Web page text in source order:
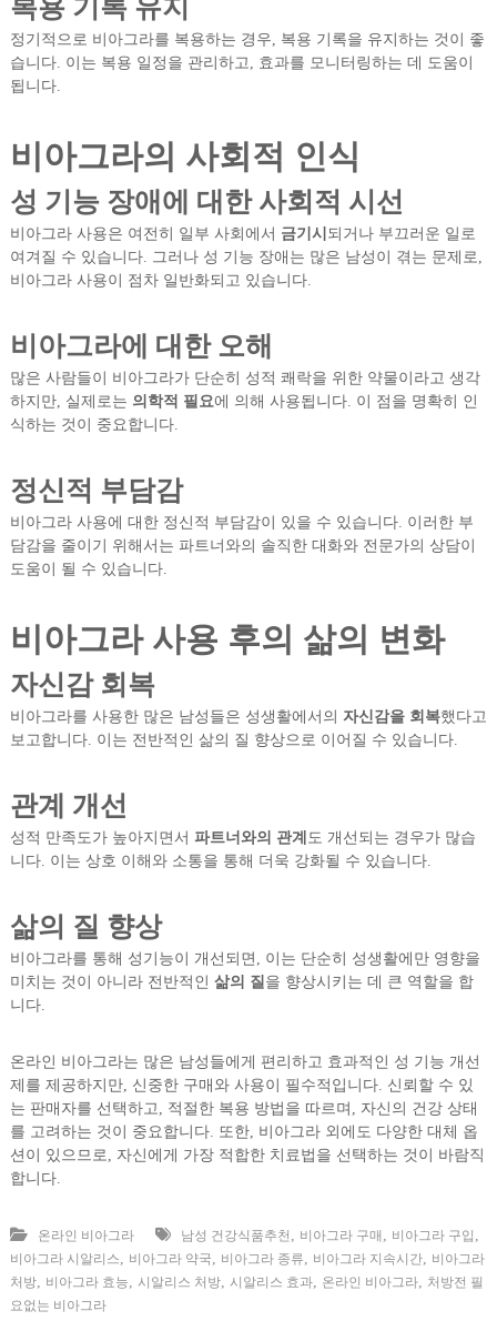
복용 기록 유지
정기적으로 비아그라를 복용하는 경우, 복용 기록을 유지하는 것이 좋
습니다. 이는 복용 일정을 관리하고, 효과를 모니터링하는 데 도움이
됩니다.
비아그라의 사회적 인식
성 기능 장애에 대한 사회적 시선
비아그라 사용은 여전히 일부 사회에서 금기시 되거나 부끄러운 일로
여겨질 수 있습니다. 그러나 성 기능 장애는 많은 남성이 겪는 문제로,
비아그라 사용이 점차 일반화되고 있습니다.
비아그라에 대한 오해
많은 사람들이 비아그라가 단순히 성적 쾌락을 위한 약물이라고 생각
하지만, 실제로는 의학적 필요에 의해 사용됩니다. 이 점을 명확히 인
식하는 것이 중요합니다.
정신적 부담감
비아그라 사용에 대한 정신적 부담감이 있을 수 있습니다. 이러한 부
담감을 줄이기 위해서는 파트너와의 솔직한 대화와 전문가의 상담이
도움이 될 수 있습니다.
비아그라 사용 후의 삶의 변화
자신감 회복
비아그라를 사용한 많은 남성들은 성생활에서의 자신감을 회복했다고
보고합니다. 이는 전반적인 삶의 질 향상으로 이어질 수 있습니다.
관계 개선
성적 만족도가 높아지면서 파트너와의 관계 도 개선되는 경우가 많습
니다. 이는 상호 이해와 소통을 통해 더욱 강화될 수 있습니다.
삶의 질 향상
비아그라를 통해 성기능이 개선되면, 이는 단순히 성생활에만 영향을
미치는 것이 아니라 전반적인 삶의 질 을 향상시키는 데 큰 역할을 합
니다.
온라인 비아그라는 많은 남성들에게 편리하고 효과적인 성 기능 개선
제를 제공하지만, 신중한 구매와 사용이 필수적입니다. 신뢰할 수 있
는 판매자를 선택하고, 적절한 복용 방법을 따르며, 자신의 건강 상태
를 고려하는 것이 중요합니다. 또한, 비아그라 외에도 다양한 대체 옵
션이 있으므로, 자신에게 가장 적합한 치료법을 선택하는 것이 바람직
합니다.
온라인 비아그라 남성 건강식품추천 비아그라 구매 비아그라 구입
비아그라 시알리스 비아그라 약국 비아그라 종류 비아그라 지속시간,
비아그라
처방, 비아그라 효능 시알리스 처방, 시알리스 효과, 온라인 비아그라,
처방전 필
요없는 비아그라